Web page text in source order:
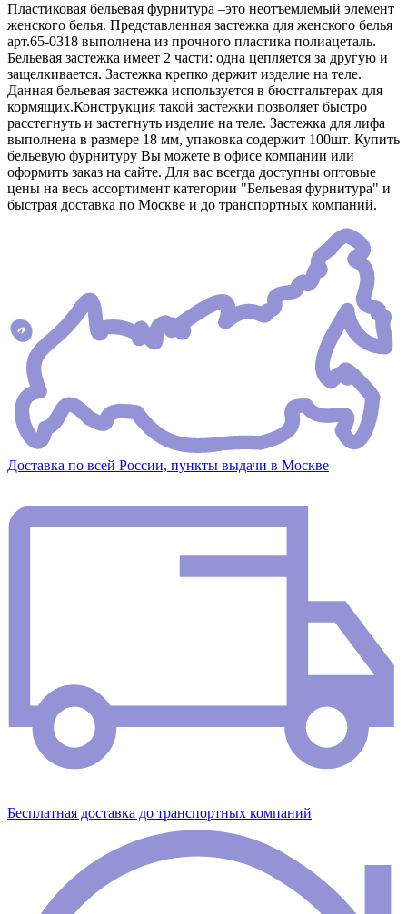
Пластиковая бельевая фурнитура –это неотъемлемый элемент
женского белья. Представленная застежка для женского белья
арт.65-0318 выполнена из прочного пластика полиацеталь.
Бельевая застежка имеет 2 части: одна цепляется за другую и
защелкивается. Застежка крепко держит изделие на теле.
Данная бельевая застежка используется в бюстгальтерах для
кормящих.Конструкция такой застежки позволяет быстро
расстегнуть и застегнуть изделие на теле. Застежка для лифа
выполнена в размере 18 мм, упаковка содержит 100шт. Купить
бельевую фурнитуру Вы можете в офисе компании или
оформить заказ на сайте. Для вас всегда доступны оптовые
цены на весь ассортимент категории "Бельевая фурнитура" и
быстрая доставка по Москве и до транспортных компаний.
Доставка по всей России, пункты выдачи в Москве
Бесплатная доставка до транспортных компаний